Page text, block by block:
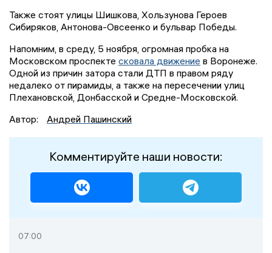
Также стоят улицы Шишкова, Хользунова Героев
Сибиряков, Антонова-Овсеенко и бульвар Победы.
Напомним, в среду, 5 ноября, огромная пробка на
Московском проспекте сковала движение в Воронеже.
Одной из причин затора стали ДТП в правом ряду
недалеко от пирамиды, а также на пересечении улиц
Плехановской, Донбасской и Средне-Московской.
Автор:
Андрей Пашинский
Комментируйте наши новости:
07:00